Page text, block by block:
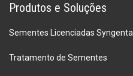
Produtos e Soluções
Sementes Licenciadas Syngenta
Tratamento de Sementes